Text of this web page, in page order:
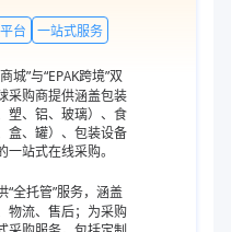
台 一站式服务
城”与“EPAK跨境”双
采购商提供涵盖包装
塑、铝、玻璃）、食
盒、罐）、包装设备
一站式在线采购。
“全托管”服务，涵盖
物流、售后；为采购